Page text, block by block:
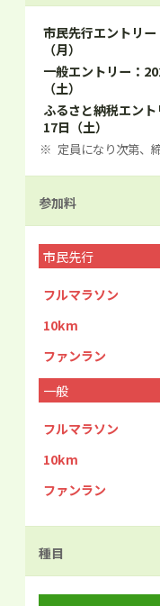
市民先行エントリ
（月）
一般エントリー：
（土）
ふるさと納税エン
17日（土）
定員になり次第、
参加料
市民先行
フルマラソン
10km
ファンラン
一般
フルマラソン
10km
ファンラン
種目